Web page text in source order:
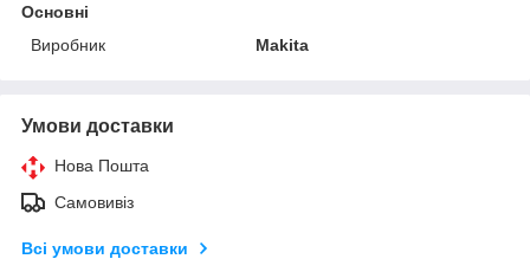
Основні
Виробник
Makita
Умови доставки
Нова Пошта
Самовивіз
Всі умови доставки